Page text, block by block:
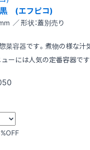
(エフピコ)
／ 形状：蓋別売り
菜容器です。煮物の様な汁
ューには人気の定番容器で
%OFF